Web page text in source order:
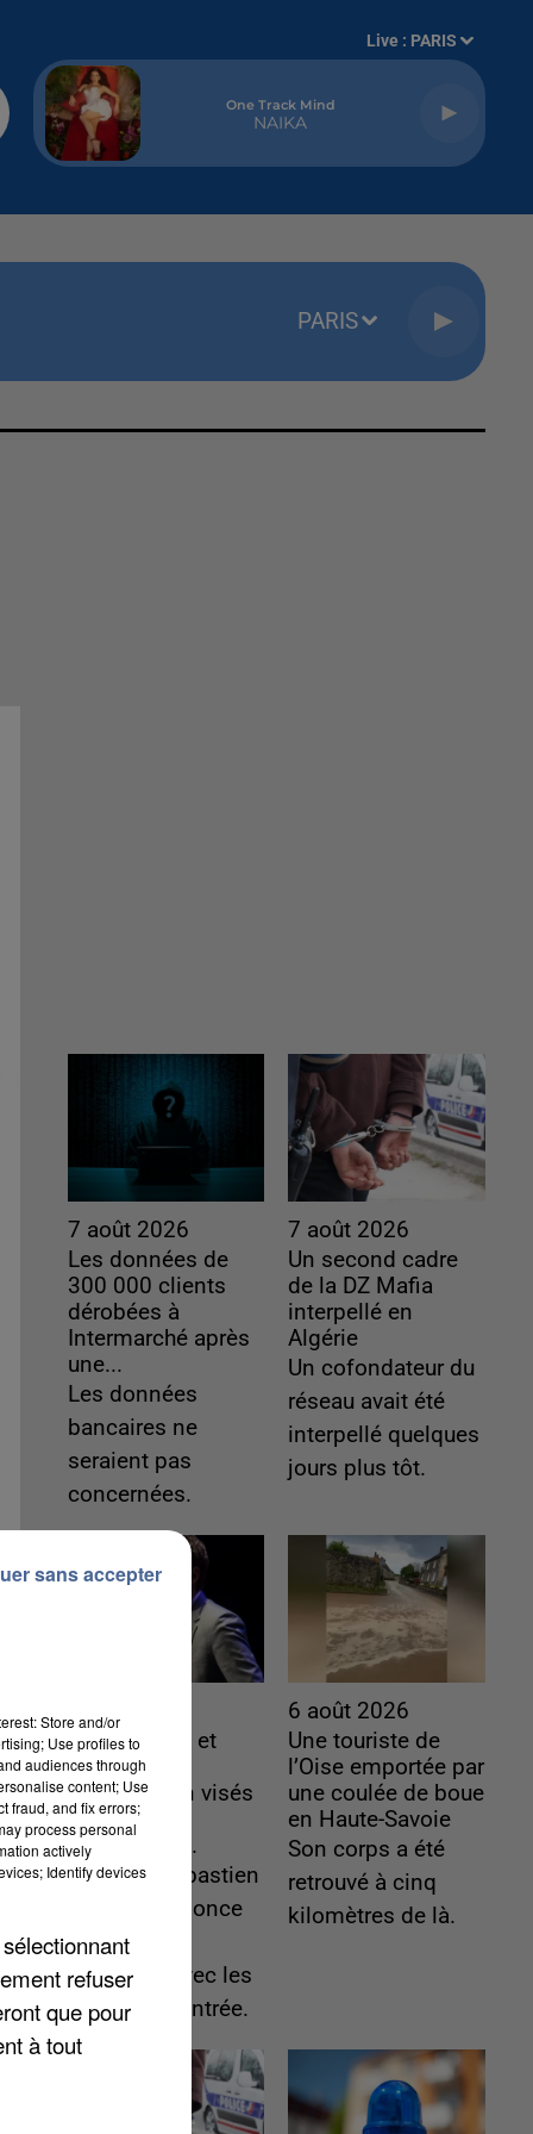
Live : PARIS
One Track Mind
NAIKA
PARIS
7 août 2026
Les données de
300 000 clients
dérobées à
Intermarché après
une...
Les données
bancaires ne
seraient pas
concernées.
7 août 2026
Un second cadre
de la DZ Mafia
interpellé en
Algérie
Un cofondateur du
réseau avait été
interpellé quelques
jours plus tôt.
6 août 2026
Gabriel Attal et
Raphaël
Glucksmann visés
par des
ingérences...
Sollicité, Sébastien
Lecornu annonce
un "travail
commun" avec les
partis à la rentrée.
6 août 2026
Une touriste de
l’Oise emportée par
une coulée de boue
en Haute-Savoie
Son corps a été
retrouvé à cinq
kilomètres de là.
Store and/or
Use profiles to
audiences through
content; Use
fraud, and fix errors;
process personal
actively
Identify devices
refuser
que pour
à tout
sans accepter